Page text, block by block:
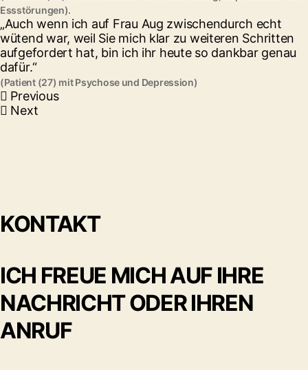
Essstörungen).
„Auch wenn ich auf Frau Aug zwischendurch echt
wütend war, weil Sie mich klar zu weiteren Schritten
aufgefordert hat, bin ich ihr heute so dankbar genau
dafür.“
(Patient (27) mit Psychose und Depression)
Previous
Next
KONTAKT
ICH FREUE MICH AUF IHRE
NACHRICHT ODER IHREN
ANRUF